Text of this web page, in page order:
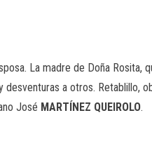
La madre de Doña Rosita,
a otros. Retablillo,
José MARTÍNEZ QUEIROLO.